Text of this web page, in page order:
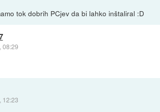
tok dobrih PCjev da bi lahko inštaliral :D
08:29
12:23